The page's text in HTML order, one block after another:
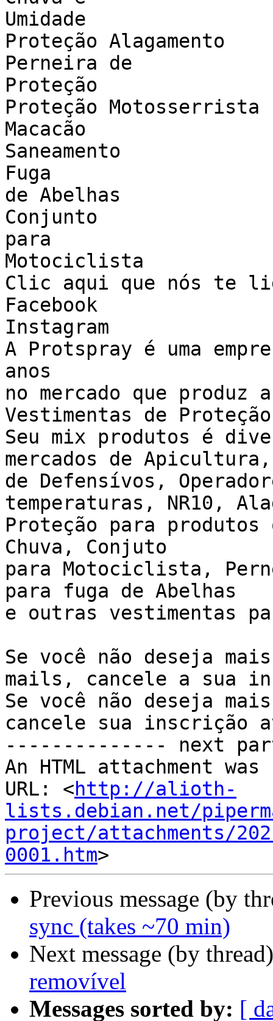
Umidade
Proteção Alagamento
Perneira de
Proteção
Proteção Motosserrista
Macacão
Saneamento
Fuga
de Abelhas
Conjunto
para
Motociclista
Clic aqui que nós te
Facebook
Instagram
A Protspray é uma
anos
no mercado que produz
Vestimentas de
Seu mix produtos é
mercados de
de Defensívos,
temperaturas, NR10,
Proteção para
Chuva, Conjuto
para Motociclista,
para fuga de Abelhas
e outras vestimentas
Se você não deseja
mails, cancele a sua
Se você não deseja
cancele sua inscrição
-------------- next
An HTML attachment
URL: <http://alioth-
lists.debian.net/
project/attachments/
0001.htm
Previous message (by
sync (takes ~70 min)
Next message (by
removível
Messages sorted by: [